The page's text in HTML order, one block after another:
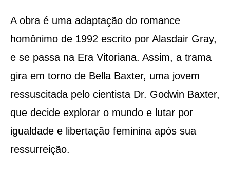
A obra é uma adaptação do romance
homônimo de 1992 escrito por Alasdair Gray,
e se passa na Era Vitoriana. Assim, a trama
gira em torno de Bella Baxter, uma jovem
ressuscitada pelo cientista Dr. Godwin Baxter,
que decide explorar o mundo e lutar por
igualdade e libertação feminina após sua
ressurreição.